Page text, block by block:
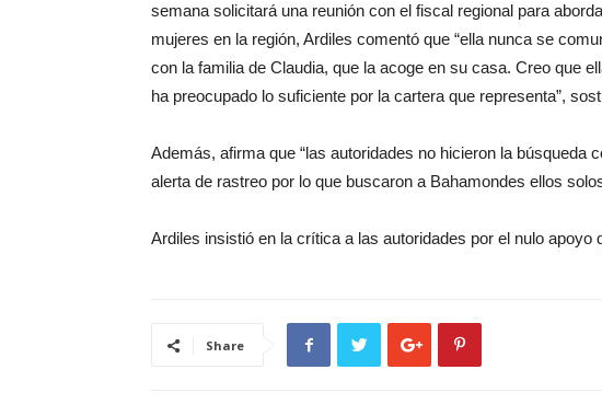
semana solicitará una reunión con el fiscal regional para
mujeres en la región, Ardiles comentó que “ella nunca se
con la familia de Claudia, que la acoge en su casa. Creo que
ha preocupado lo suficiente por la cartera que representa”,
Además, afirma que “las autoridades no hicieron la búsqueda
alerta de rastreo por lo que buscaron a Bahamondes ellos
Ardiles insistió en la crítica a las autoridades por el nulo apoyo
Share